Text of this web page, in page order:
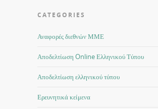
CATEGORIES
Αναφορές διεθνών ΜΜΕ
Αποδελτίωση Online Ελληνικού Τύπου
Αποδελτίωση ελληνικού τύπου
Ερευνητικά κείμενα